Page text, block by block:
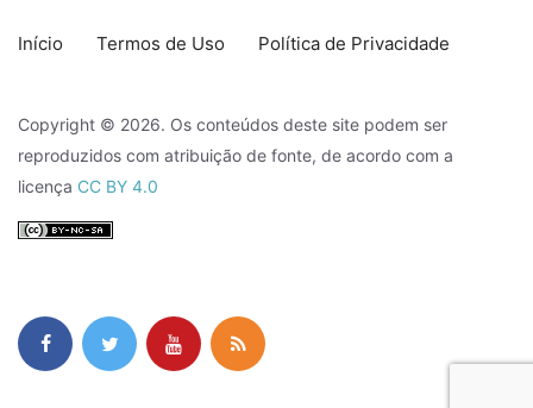
Início Termos de Uso Política de Privacidade
Copyright © 2026. Os conteúdos deste site podem ser
reproduzidos com atribuição de fonte, de acordo com a
licença CC BY 4.0